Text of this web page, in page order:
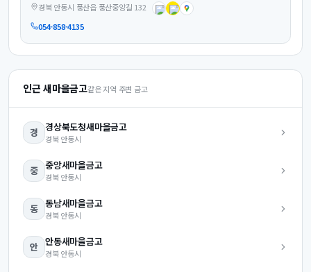
경북 안동시 풍산읍 풍산중앙길 132
054-858-4135
인근 새마을금고같은 지역 주변 금고
경 경상북도청새마을금고
경북 안동시
중 중앙새마을금고
경북 안동시
동 동남새마을금고
경북 안동시
안 안동새마을금고
경북 안동시